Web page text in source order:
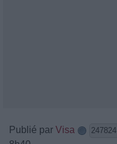
Publié par Visa 247824